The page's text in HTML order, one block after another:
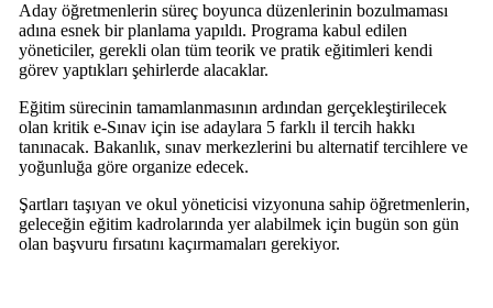
Aday öğretmenlerin süreç boyunca düzenlerinin bozulmaması
adına esnek bir planlama yapıldı. Programa kabul edilen
yöneticiler, gerekli olan tüm teorik ve pratik eğitimleri kendi
görev yaptıkları şehirlerde alacaklar.
Eğitim sürecinin tamamlanmasının ardından gerçekleştirilecek
olan kritik e-Sınav için ise adaylara 5 farklı il tercih hakkı
tanınacak. Bakanlık, sınav merkezlerini bu alternatif tercihlere ve
yoğunluğa göre organize edecek.
Şartları taşıyan ve okul yöneticisi vizyonuna sahip öğretmenlerin,
geleceğin eğitim kadrolarında yer alabilmek için bugün son gün
olan başvuru fırsatını kaçırmamaları gerekiyor.